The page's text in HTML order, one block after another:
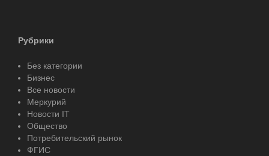
Рубрики
Без категории
Бизнес
Все новости
Меркурий
Новости IT
Общество
Потребительский рынок
ФГИС